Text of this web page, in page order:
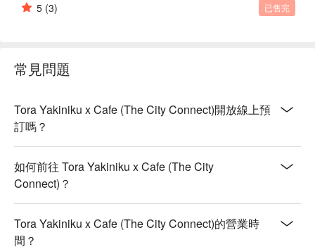
5 (3) 已售完
常見問題
Tora Yakiniku x Cafe (The City Connect)開放線上預
訂嗎？
如何前往 Tora Yakiniku x Cafe (The City
Connect)？
Tora Yakiniku x Cafe (The City Connect)的營業時
間？